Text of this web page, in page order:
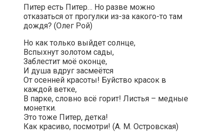
Питер есть Питер… Но разве можно
отказаться от прогулки из-за какого-то там
дождя? (Олег Рой)
Но как только выйдет солнце,
Вспыхнут золотом сады,
Заблестит моё оконце,
И душа вдруг засмеётся
От осенней красоты! Буйство красок в
каждой ветке,
В парке, словно всё горит! Листья – медные
монетки.
Это тоже Питер, детка!
Как красиво, посмотри! (А. М. Островская)